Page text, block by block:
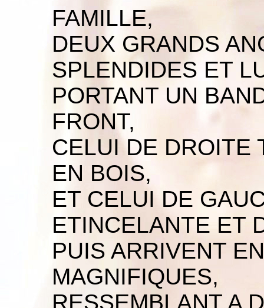
FAMILLE,
DEUX GRANDS
SPLENDIDES ET
PORTANT UN
FRONT,
CELUI DE DROITE
EN BOIS,
ET CELUI DE
ETINCELANTE ET
PUIS ARRIVENT
MAGNIFIQUES,
RESSEMBLANT A